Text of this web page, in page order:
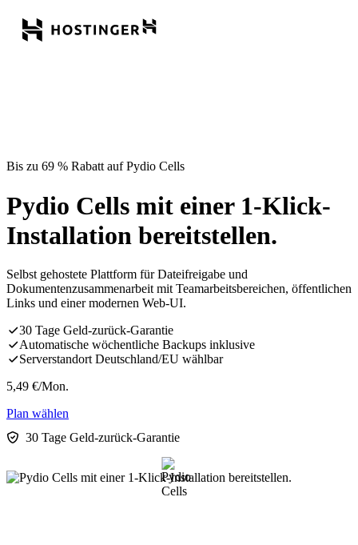
Bis zu 69 % Rabatt auf Pydio Cells
Pydio Cells mit einer 1-Klick-
Installation bereitstellen.
Selbst gehostete Plattform für Dateifreigabe und
Dokumentenzusammenarbeit mit Teamarbeitsbereichen, öffentlichen
Links und einer modernen Web-UI.
30 Tage Geld-zurück-Garantie
Automatische wöchentliche Backups inklusive
Serverstandort Deutschland/EU wählbar
5,49 €/Mon.
Plan wählen
30 Tage Geld-zurück-Garantie